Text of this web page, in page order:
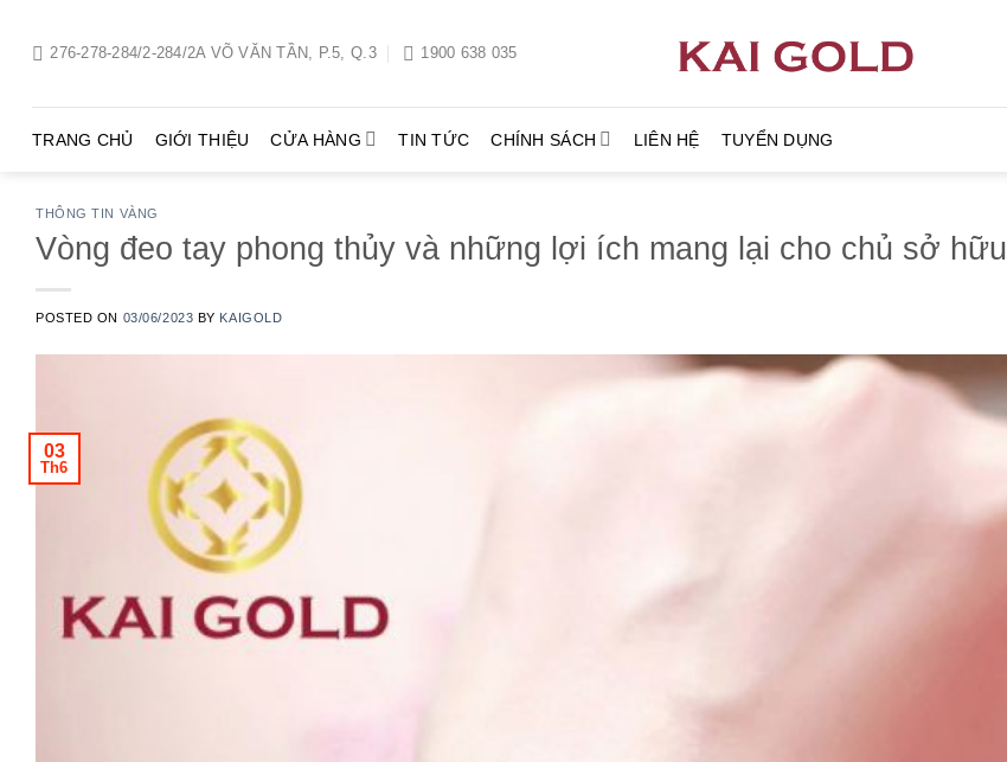
dung
276-278-284/2-284/2A VÕ VĂN TẦN, P.5, Q.3 1900 638 035
TRANG CHỦ GIỚI THIỆU CỬA HÀNG TIN TỨC CHÍNH SÁCH LIÊN HỆ TUYỂN DỤNG
THÔNG TIN VÀNG
Vòng đeo tay phong thủy và những lợi ích mang lại cho chủ sở hữu
POSTED ON 03/06/2023 BY KAIGOLD
03
Th6